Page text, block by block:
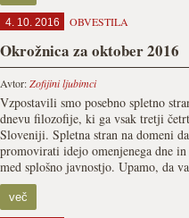
4. 10. 2016 OBVESTILA
Okrožnica za oktober 2016
Avtor:Zofijini ljubimci
Vzpostavili smo posebno spletno
dnevu filozofije, ki ga vsak tretji
Sloveniji. Spletna stran na domeni
promovirati idejo omenjenega dne
med splošno javnostjo. Upamo, da
več